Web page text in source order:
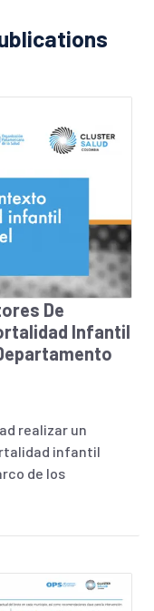
De
Infantil
realizar un
infantil
de los